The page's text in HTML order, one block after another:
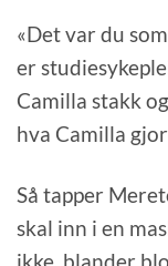
«Det var du
er
Camilla stakk
hva Camilla
Så tapper
skal inn i en
ikke, blander